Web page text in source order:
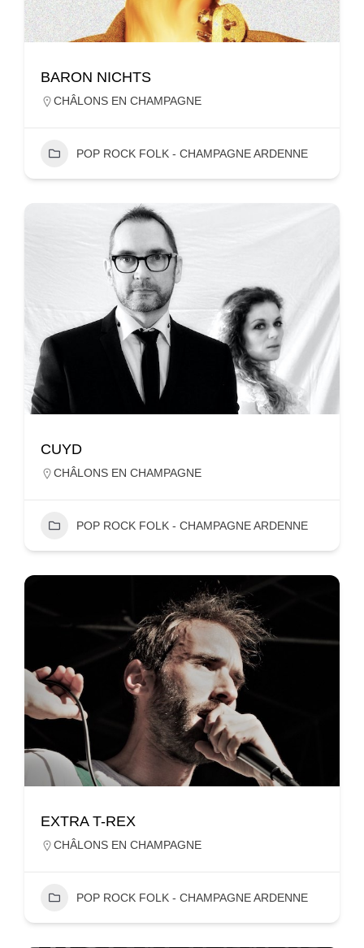
BARON NICHTS
CHÂLONS EN CHAMPAGNE
POP ROCK FOLK - CHAMPAGNE ARDENNE
CUYD
CHÂLONS EN CHAMPAGNE
POP ROCK FOLK - CHAMPAGNE ARDENNE
EXTRA T-REX
CHÂLONS EN CHAMPAGNE
POP ROCK FOLK - CHAMPAGNE ARDENNE